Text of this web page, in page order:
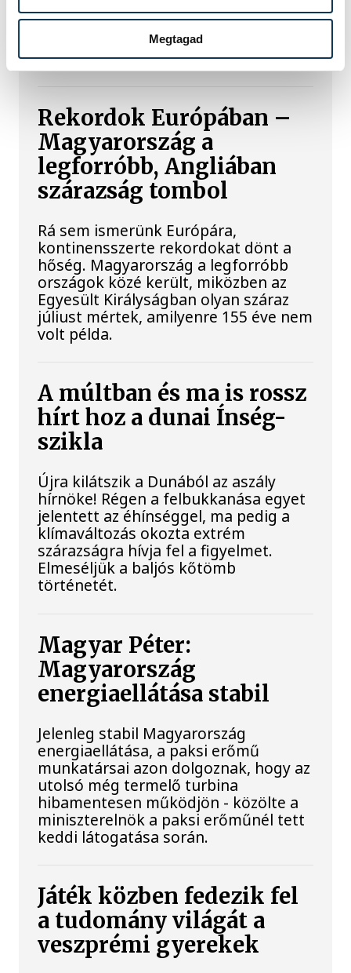
Megtagad
fokozata. A becsapódást a Földről
szabad szemmel nem lehetett látni, a
szakemberek azonban távcsövekkel
figyelték az eseményt.
Rekordok Európában –
Magyarország a
legforróbb, Angliában
szárazság tombol
Rá sem ismerünk Európára,
kontinensszerte rekordokat dönt a
hőség. Magyarország a legforróbb
országok közé került, miközben az
Egyesült Királyságban olyan száraz
júliust mértek, amilyenre 155 éve nem
volt példa.
A múltban és ma is rossz
hírt hoz a dunai Ínség-
szikla
Újra kilátszik a Dunából az aszály
hírnöke! Régen a felbukkanása egyet
jelentett az éhínséggel, ma pedig a
klímaváltozás okozta extrém
szárazságra hívja fel a figyelmet.
Elmeséljük a baljós kőtömb
történetét.
Magyar Péter:
Magyarország
energiaellátása stabil
Jelenleg stabil Magyarország
energiaellátása, a paksi erőmű
munkatársai azon dolgoznak, hogy az
utolsó még termelő turbina
hibamentesen működjön - közölte a
miniszterelnök a paksi erőműnél tett
keddi látogatása során.
Játék közben fedezik fel
a tudomány világát a
veszprémi gyerekek